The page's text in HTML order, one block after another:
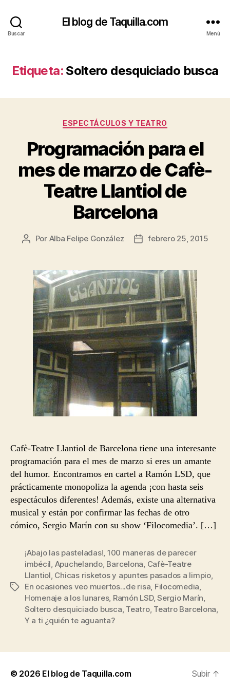
Buscar
El blog de Taquilla.com
Menú
Etiqueta: Soltero desquiciado busca
Categorías
ESPECTÁCULOS Y TEATRO
Programación para el
mes de marzo de Cafè-
Teatre Llantiol de
Barcelona
Autor
entrada
Por Alba Felipe González
Fecha
entrada
febrero 25, 2015
Cafè-Teatre Llantiol de Barcelona tiene una interesante
programación para el mes de marzo si eres un amante
del humor. Encontramos en cartel a Ramón LSD, que
prácticamente monopoliza la agenda ¡con hasta seis
espectáculos diferentes! Además, existe una alternativa
musical y están por confirmar las fechas de otro
cómico, Sergio Marín con su show ‘Filocomedia’. […]
Etiquetas
¡Abajo las pasteladas! 100 maneras de parecer
imbécil Apuchelando, Barcelona Cafè-Teatre
Llantiol Chicas risketos y apuntes pasados a limpio,
En ocasiones veo muertos...de risa Filocomedia
Homenaje a los lunares, Ramón LSD,Sergio Marín
Soltero desquiciado busca Teatro, Teatro Barcelona
Y a ti ¿quién te aguanta?
© 2026 El blog de Taquilla.com Subir ↑